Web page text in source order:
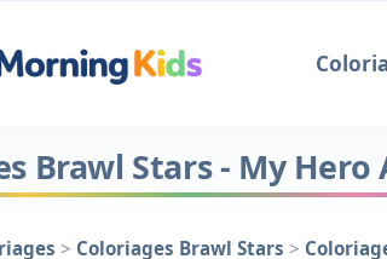
Brawl Stars - My Hero
> Coloriages Brawl Stars >